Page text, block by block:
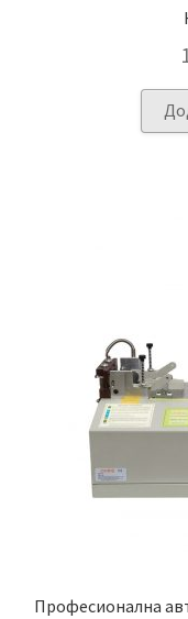
Професионална